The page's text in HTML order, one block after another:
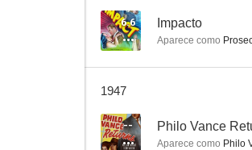
6.6 Impacto
Aparece como
1947
-- Philo Vance
Aparece como Philo